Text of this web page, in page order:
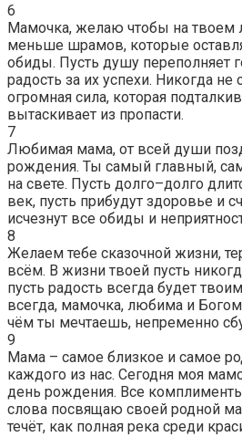
6
Мамочка, желаю чтобы на
меньше шрамов, которые
обиды. Пусть душу переполняет
радость за их успехи. Никогда не
огромная сила, которая
вытаскивает из пропасти.
7
Любимая мама, от всей души
рождения. Ты самый главный,
на свете. Пусть долго–долго
век, пусть прибудут здоровье и
исчезнут все обиды и
8
Желаем тебе сказочной жизни,
всём. В жизни твоей пусть
пусть радость всегда будет
всегда, мамочка, любима и
чём ты мечтаешь, непременно
9
Мама – самое близкое и самое
каждого из нас. Сегодня моя
день рождения. Все
слова посвящаю своей родной
течёт, как полная река среди